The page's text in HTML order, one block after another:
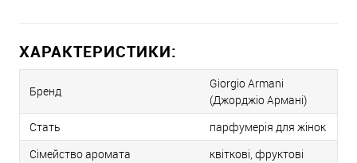
ХАРАКТЕРИСТИКИ:
Бренд
Giorgio Armani
(Джорджіо Армані)
Стать
парфумерія для жінок
Сімейство аромата
квіткові, фруктові